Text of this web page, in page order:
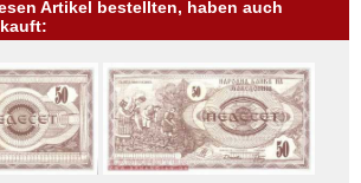
Artikel bestellten, haben auch